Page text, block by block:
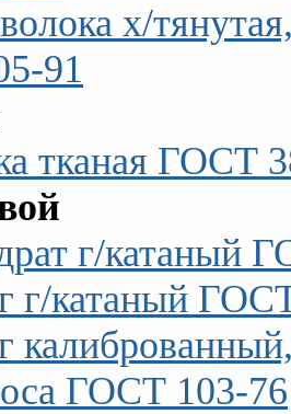
х/
91
тканая ГОСТ
г/катаный
г/катаный
ГОСТ 103-76